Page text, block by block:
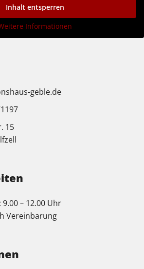
Inhalt entsperren
Informationen
geble.de
15
– 12.00 Uhr
Vereinbarung